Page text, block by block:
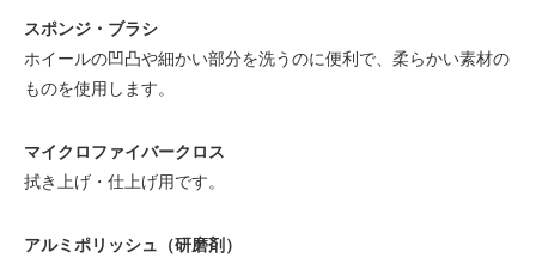
スポンジ・ブラシ
ホイールの凹凸や細かい部分を洗うのに便利で、柔らかい素材の
ものを使用します。
マイクロファイバークロス
拭き上げ・仕上げ用です。
アルミポリッシュ（研磨剤）